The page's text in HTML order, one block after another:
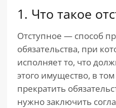
1. Что такое
Отступное — способ
обязательства, при
исполняет то, что
этого имущество, в
прекратить
нужно заключить